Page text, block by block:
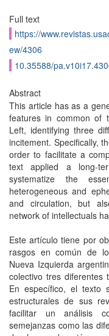
Full text
https://
ew/4306
10.35588/
Abstract
This article has as a
features in common of
Left, identifying three
incitement. Specifically,
order to facilitate a
text applied a long-
systematize the
heterogeneous and
and circulation, but
network of intellectuals
Este artículo tiene por
rasgos en común de
Nueva Izquierda
colectivo tres diferentes
En específico, el texto
estructurales de sus
facilitar un análisis
semejanzas como las